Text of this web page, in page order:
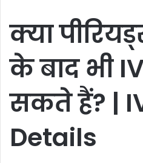
क्या
के बाद भी
सकते हैं? |
Details